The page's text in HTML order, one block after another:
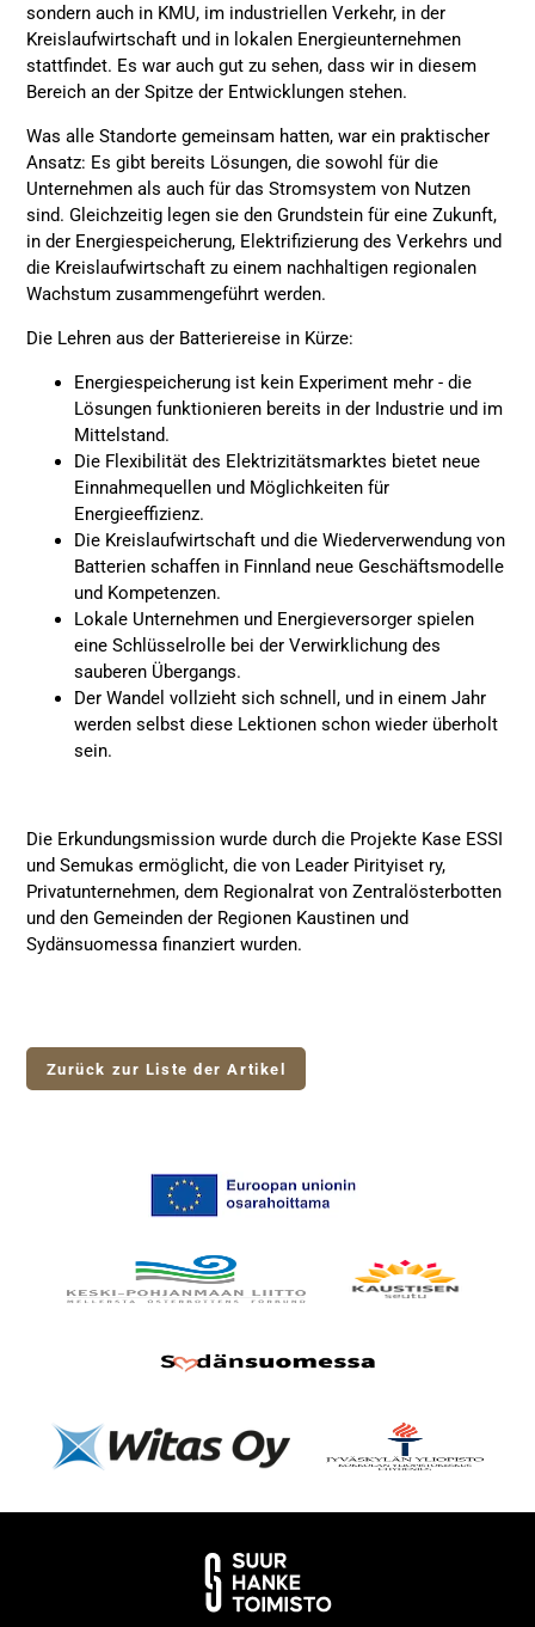
sondern auch in KMU, im industriellen Verkehr, in der
Kreislaufwirtschaft und in lokalen Energieunternehmen
stattfindet. Es war auch gut zu sehen, dass wir in diesem
Bereich an der Spitze der Entwicklungen stehen.
Was alle Standorte gemeinsam hatten, war ein praktischer
Ansatz: Es gibt bereits Lösungen, die sowohl für die
Unternehmen als auch für das Stromsystem von Nutzen
sind. Gleichzeitig legen sie den Grundstein für eine Zukunft,
in der Energiespeicherung, Elektrifizierung des Verkehrs und
die Kreislaufwirtschaft zu einem nachhaltigen regionalen
Wachstum zusammengeführt werden.
Die Lehren aus der Batteriereise in Kürze:
Energiespeicherung ist kein Experiment mehr - die
Lösungen funktionieren bereits in der Industrie und im
Mittelstand.
Die Flexibilität des Elektrizitätsmarktes bietet neue
Einnahmequellen und Möglichkeiten für
Energieeffizienz.
Die Kreislaufwirtschaft und die Wiederverwendung von
Batterien schaffen in Finnland neue Geschäftsmodelle
und Kompetenzen.
Lokale Unternehmen und Energieversorger spielen
eine Schlüsselrolle bei der Verwirklichung des
sauberen Übergangs.
Der Wandel vollzieht sich schnell, und in einem Jahr
werden selbst diese Lektionen schon wieder überholt
sein.
Die Erkundungsmission wurde durch die Projekte Kase ESSI
und Semukas ermöglicht, die von Leader Pirityiset ry,
Privatunternehmen, dem Regionalrat von Zentralösterbotten
und den Gemeinden der Regionen Kaustinen und
Sydänsuomessa finanziert wurden.
Zurück zur Liste der Artikel